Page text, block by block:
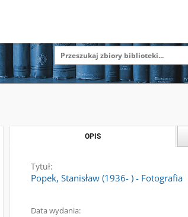
OPIS
Tytuł:
Popek, Stanisław (1936- ) - Fotografia
Data wydania: